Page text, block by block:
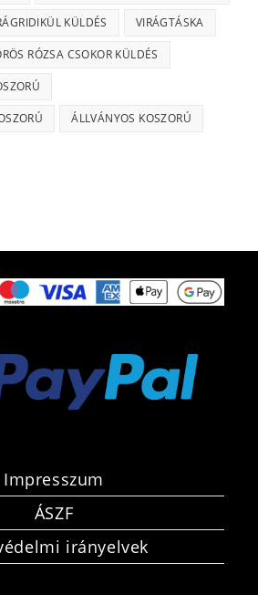
KÜLDÉS VIRÁGTÁSKA
RÓZSA CSOKOR KÜLDÉS
ÁLLVÁNYOS KOSZORÚ
Impresszum
ÁSZF
irányelvek